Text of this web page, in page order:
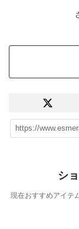
シ
現在おすすめアイテ